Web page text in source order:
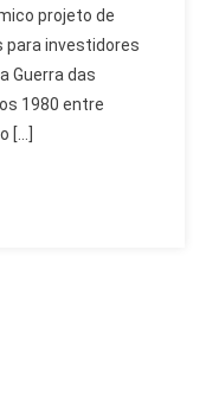
projeto de
para investidores
Guerra das
1980 entre
[…]